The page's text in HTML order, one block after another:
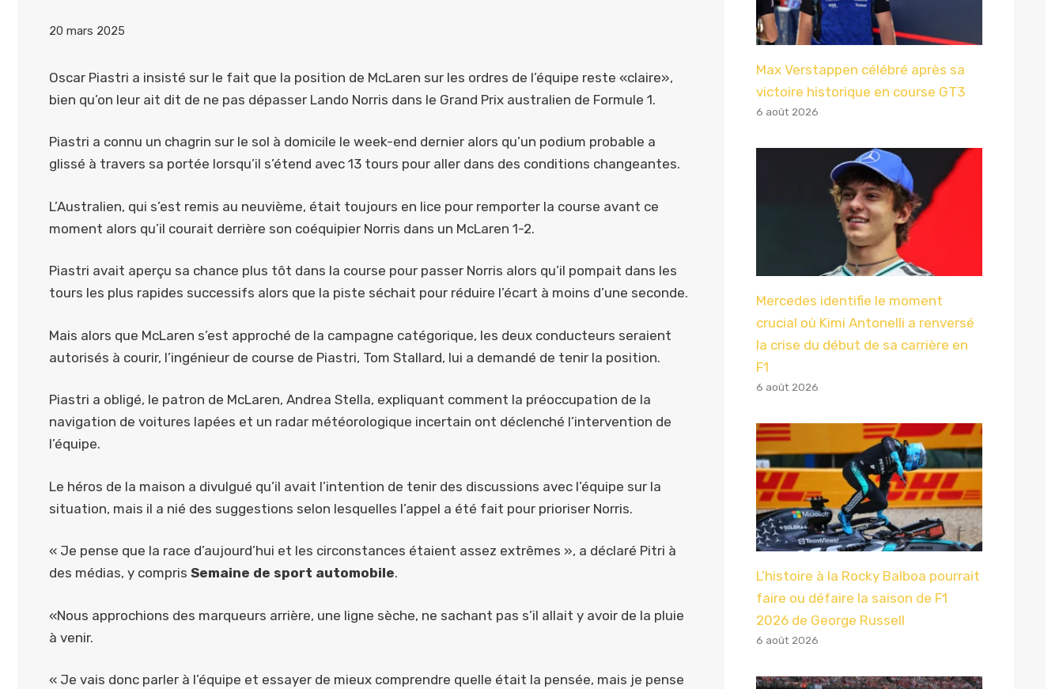
20 mars 2025
Oscar Piastri a insisté sur le fait que la position de McLaren sur les ordres de l’équipe reste «claire»,
bien qu’on leur ait dit de ne pas dépasser Lando Norris dans le Grand Prix australien de Formule 1.
Piastri a connu un chagrin sur le sol à domicile le week-end dernier alors qu’un podium probable a
glissé à travers sa portée lorsqu’il s’étend avec 13 tours pour aller dans des conditions changeantes.
L’Australien, qui s’est remis au neuvième, était toujours en lice pour remporter la course avant ce
moment alors qu’il courait derrière son coéquipier Norris dans un McLaren 1-2.
Piastri avait aperçu sa chance plus tôt dans la course pour passer Norris alors qu’il pompait dans les
tours les plus rapides successifs alors que la piste séchait pour réduire l’écart à moins d’une seconde.
Mais alors que McLaren s’est approché de la campagne catégorique, les deux conducteurs seraient
autorisés à courir, l’ingénieur de course de Piastri, Tom Stallard, lui a demandé de tenir la position.
Piastri a obligé, le patron de McLaren, Andrea Stella, expliquant comment la préoccupation de la
navigation de voitures lapées et un radar météorologique incertain ont déclenché l’intervention de
l’équipe.
Le héros de la maison a divulgué qu’il avait l’intention de tenir des discussions avec l’équipe sur la
situation, mais il a nié des suggestions selon lesquelles l’appel a été fait pour prioriser Norris.
« Je pense que la race d’aujourd’hui et les circonstances étaient assez extrêmes », a déclaré Pitri à
des médias, y compris Semaine de sport automobile.
«Nous approchions des marqueurs arrière, une ligne sèche, ne sachant pas s’il allait y avoir de la pluie
à venir.
« Je vais donc parler à l’équipe et essayer de mieux comprendre quelle était la pensée, mais je pense
Max Verstappen célébré après sa
victoire historique en course GT3
6 août 2026
Mercedes identifie le moment
crucial où Kimi Antonelli a renversé
la crise du début de sa carrière en
F1
6 août 2026
L’histoire à la Rocky Balboa pourrait
faire ou défaire la saison de F1
2026 de George Russell
6 août 2026